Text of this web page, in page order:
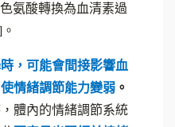
氨酸轉換為血清素過
，可能會間接影響血
情緒調節能力變弱 。
體內的情緒調節系統